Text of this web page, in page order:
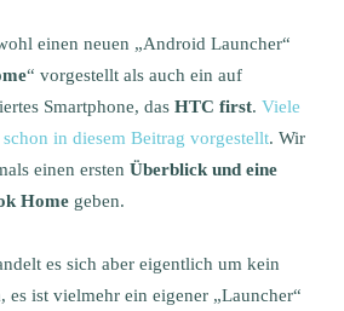
einen neuen „Android Launcher“
“ vorgestellt als auch ein auf
Smartphone, das HTC first. Viele
in diesem Beitrag vorgestellt. Wir
einen ersten Überblick und eine
Home geben.
es sich aber eigentlich um kein
es ist vielmehr ein eigener „Launcher“